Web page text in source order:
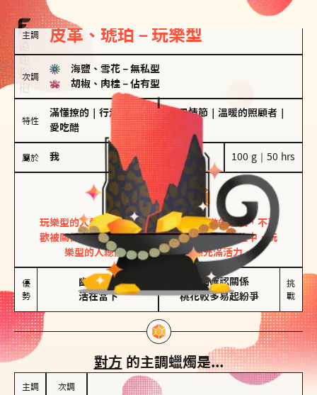
主調 皮革、琥珀－玩樂型
次調
海鹽、雪花 － 無私型
胡椒、肉桂 － 佔有型
特性
滿懂撩的 行走的發電機｜ 聖母情節 溫暖的照顧者
愛吃醋
屬於 我 100 g｜50 hrs
玩樂型
皮革、琥珀
玩樂型的人熱情洋溢，視戀愛為一場刺激的遊戲，不喜
歡被關係中的限制綑綁。無論是約會中還是交往中，玩
樂型的人總能帶來樂趣，讓關係充滿活力。
優
勢
幽默風趣
活在當下
害怕確認關係
桃花較多易起紛爭
挑
戰
對方 的主調蠟燭是...
主調 次調